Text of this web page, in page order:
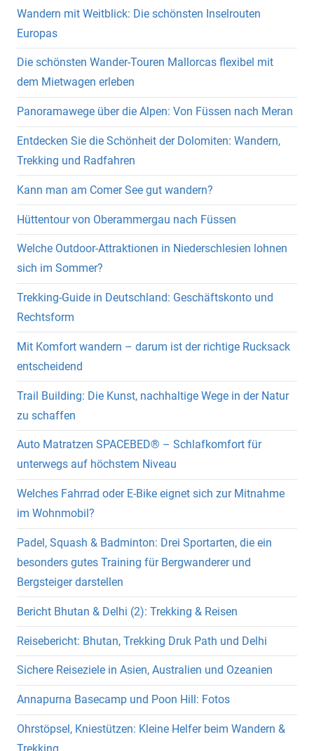
Wandern mit Weitblick: Die schönsten Inselrouten
Europas
Die schönsten Wander-Touren Mallorcas flexibel mit
dem Mietwagen erleben
Panoramawege über die Alpen: Von Füssen nach Meran
Entdecken Sie die Schönheit der Dolomiten: Wandern,
Trekking und Radfahren
Kann man am Comer See gut wandern?
Hüttentour von Oberammergau nach Füssen
Welche Outdoor-Attraktionen in Niederschlesien lohnen
sich im Sommer?
Trekking-Guide in Deutschland: Geschäftskonto und
Rechtsform
Mit Komfort wandern – darum ist der richtige Rucksack
entscheidend
Trail Building: Die Kunst, nachhaltige Wege in der Natur
zu schaffen
Auto Matratzen SPACEBED® – Schlafkomfort für
unterwegs auf höchstem Niveau
Welches Fahrrad oder E-Bike eignet sich zur Mitnahme
im Wohnmobil?
Padel, Squash & Badminton: Drei Sportarten, die ein
besonders gutes Training für Bergwanderer und
Bergsteiger darstellen
Bericht Bhutan & Delhi (2): Trekking & Reisen
Reisebericht: Bhutan, Trekking Druk Path und Delhi
Sichere Reiseziele in Asien, Australien und Ozeanien
Annapurna Basecamp und Poon Hill: Fotos
Ohrstöpsel, Kniestützen: Kleine Helfer beim Wandern &